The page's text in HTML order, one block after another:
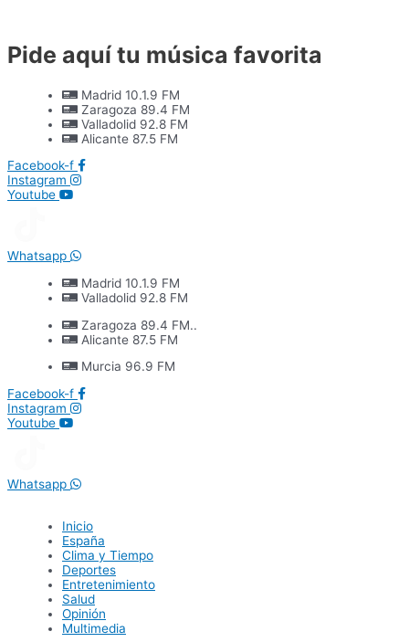
contenido
Pide aquí tu música favorita
Madrid 10.1.9 FM
Zaragoza 89.4 FM
Valladolid 92.8 FM
Alicante 87.5 FM
Facebook-f
Instagram
Youtube
Whatsapp
Madrid 10.1.9 FM
Valladolid 92.8 FM
Zaragoza 89.4 FM..
Alicante 87.5 FM
Murcia 96.9 FM
Facebook-f
Instagram
Youtube
Whatsapp
Inicio
España
Clima y Tiempo
Deportes
Entretenimiento
Salud
Opinión
Multimedia